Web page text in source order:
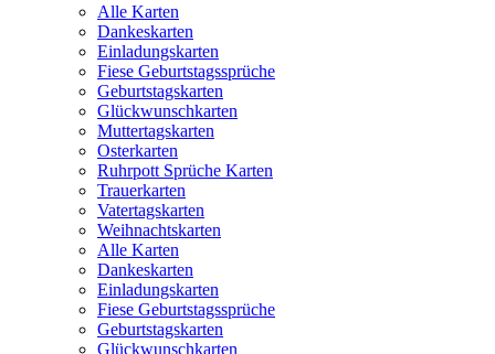
Alle Karten
Dankeskarten
Einladungskarten
Fiese Geburtstagssprüche
Geburtstagskarten
Glückwunschkarten
Muttertagskarten
Osterkarten
Ruhrpott Sprüche Karten
Trauerkarten
Vatertagskarten
Weihnachtskarten
Alle Karten
Dankeskarten
Einladungskarten
Fiese Geburtstagssprüche
Geburtstagskarten
Glückwunschkarten